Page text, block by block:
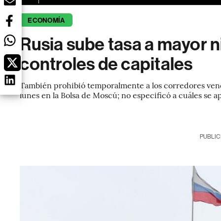
ECONOMÍA
Rusia sube tasa a mayor
controles de capitales
También prohibió temporalmente a los corredores
lunes en la Bolsa de Moscú; no especificó a cuáles se